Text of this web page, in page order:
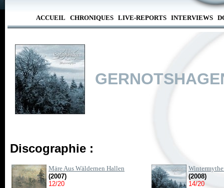
ACCUEIL CHRONIQUES LIVE-REPORTS INTERVIEWS
Discographie :
Märe Aus Wäldernen Hallen
(2007)
12/20
(2008)
14/20